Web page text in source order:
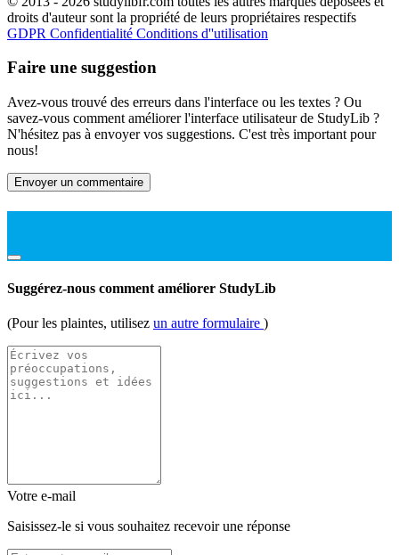
droits d'auteur sont la propriété de leurs propriétaires respectifs
GDPR Confidentialité Conditions d''utilisation
Faire une suggestion
Avez-vous trouvé des erreurs dans l'interface ou les textes ? Ou
savez-vous comment améliorer l'interface utilisateur de StudyLib ?
N'hésitez pas à envoyer vos suggestions. C'est très important pour
nous!
Envoyer un commentaire
Suggérez-nous comment améliorer StudyLib
(Pour les plaintes, utilisez un autre formulaire )
Votre e-mail
Saisissez-le si vous souhaitez recevoir une réponse